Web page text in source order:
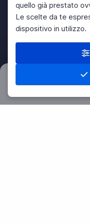
quello già prestato
Le scelte da te
dispositivo in utilizzo.
Home
Filtri